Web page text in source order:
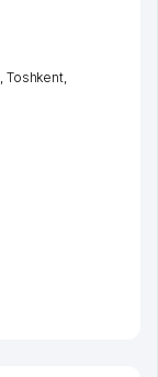
, Toshkent,